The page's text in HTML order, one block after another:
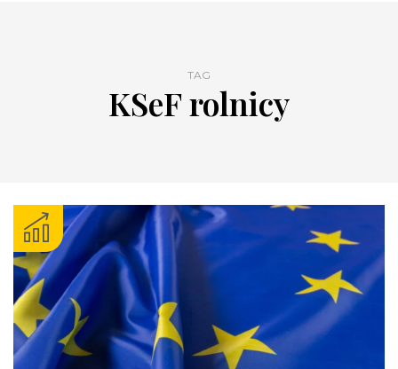
TAG
KSeF rolnicy
Twoje dane osobowe będą przetwarzane zgodnie zPolityką prywatności